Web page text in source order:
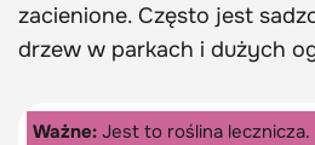
zacienione. Często jest
drzew w parkach i dużych
Ważne: Jest to roślina lecznicza.